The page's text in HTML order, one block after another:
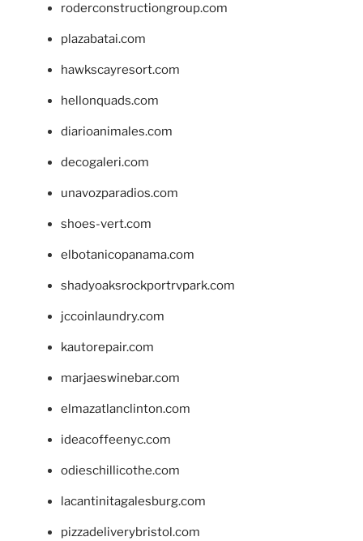
roderconstructiongroup.com
plazabatai.com
hawkscayresort.com
hellonquads.com
diarioanimales.com
decogaleri.com
unavozparadios.com
shoes-vert.com
elbotanicopanama.com
shadyoaksrockportrvpark.com
jccoinlaundry.com
kautorepair.com
marjaeswinebar.com
elmazatlanclinton.com
ideacoffeenyc.com
odieschillicothe.com
lacantinitagalesburg.com
pizzadeliverybristol.com